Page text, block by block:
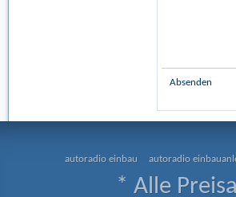
Absenden
autoradio einbau autoradio
* Alle